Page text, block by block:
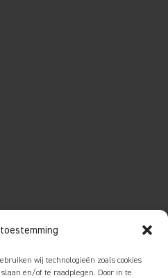
wij technologieën zoals cookies
en/of te raadplegen. Door in te